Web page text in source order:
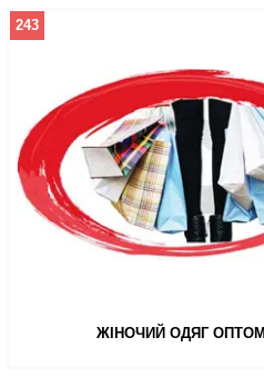
ЖІНОЧИЙ ОДЯГ
243